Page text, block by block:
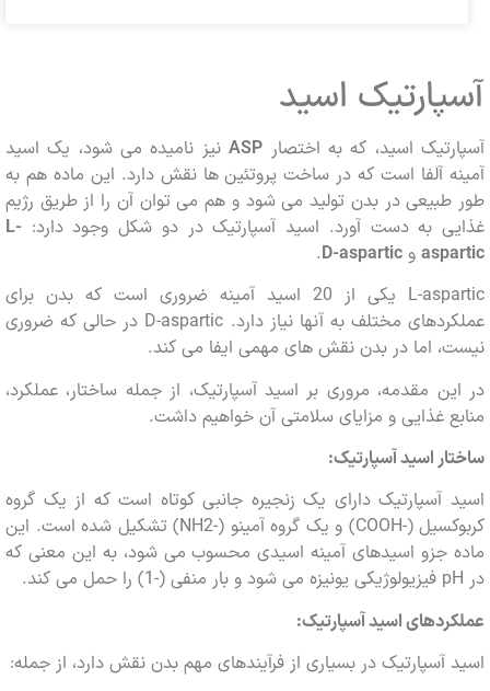
اسید
اسید، که به اختصارASP نیز نامیده می شود، یک اسید
آلفا است که در ساخت پروتئین ها نقش دارد. این ماده هم به
در بدن تولید می شود و هم می توان آن را از طریق رژیم
به دست آورد. اسید آسپارتیک در دو شکل وجود دارد:L-
وD-aspartic
.
L-aspartic یکی از 20 اسید آمینه ضروری است که بدن برای
عملکردهای مختلف به آنها نیاز دارد. D-aspartic در حالی که ضروری
اما در بدن نقش های مهمی ایفا می کند.
مقدمه، مروری بر اسید آسپارتیک، از جمله ساختار، عملکرد،
غذایی و مزایای سلامتی آن خواهیم داشت.
اسید آسپارتیک:
آسپارتیک دارای یک زنجیره جانبی کوتاه است که از یک گروه
کربوکسیل (-COOH) و یک گروه آمینو (-NH2) تشکیل شده است. این
جزو اسیدهای آمینه اسیدی محسوب می شود، به این معنی که
اسید آسپارتیک:
در بسیاری از فرآیندهای مهم بدن نقش دارد، از جمله: